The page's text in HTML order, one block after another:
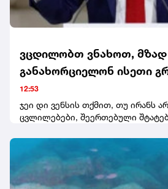
ვცდილობთ ვნახოთ, მზად
განახორციელონ ისეთი
ცვლილებები, რაც
შეერთებულ შტატებთან
ურთიერთობისთვის - ჯეი
ირანზე
12:53
ჯეი დი ვენსის თქმით, თუ ირანს
ცვლილებები, შეერთებული
ამერიკამ ირანის ბირთვული
გაანადგურა, დაშალა მისი
და მნიშვნელოვნად შეამცირა
მათი ბირთვული პროგრამა. ჩვენ